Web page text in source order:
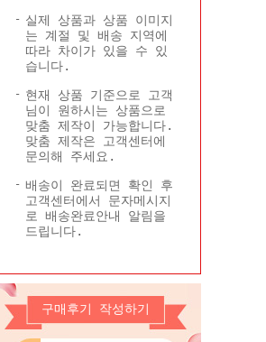
플로플로소개
회원사 현황
콜롬비아현황
실제 상품과 상품 이미지
는 계절 및 배송 지역에
따라 차이가 있을 수 있
습니다.
현재 상품 기준으로 고객
님이 원하시는 상품으로
맞춤 제작이 가능합니다.
맞춤 제작은 고객센터에
문의해 주세요.
배송이 완료되면 확인 후
고객센터에서 문자메시지
로 배송완료안내 알림을
드립니다.
구매후기 작성하기